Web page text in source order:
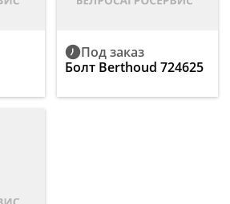
Под заказ
Болт Berthoud 724625